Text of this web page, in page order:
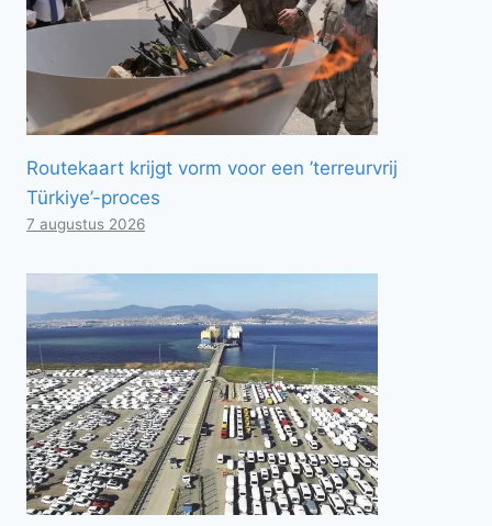
Routekaart krijgt vorm voor een ’terreurvrij
Türkiye’-proces
7 augustus 2026